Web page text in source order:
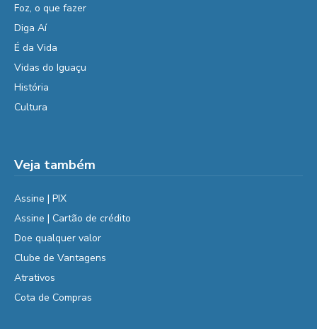
Foz, o que fazer
Diga Aí
É da Vida
Vidas do Iguaçu
História
Cultura
Veja também
Assine | PIX
Assine | Cartão de crédito
Doe qualquer valor
Clube de Vantagens
Atrativos
Cota de Compras